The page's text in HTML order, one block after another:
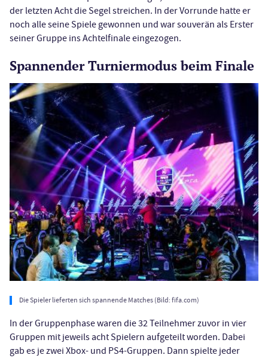
der letzten Acht die Segel streichen. In der Vorrunde hatte er
noch alle seine Spiele gewonnen und war souverän als Erster
seiner Gruppe ins Achtelfinale eingezogen.
Spannender Turniermodus beim Finale
Die Spieler lieferten sich spannende Matches (Bild: fifa.com)
In der Gruppenphase waren die 32 Teilnehmer zuvor in vier
Gruppen mit jeweils acht Spielern aufgeteilt worden. Dabei
gab es je zwei Xbox- und PS4-Gruppen. Dann spielte jeder